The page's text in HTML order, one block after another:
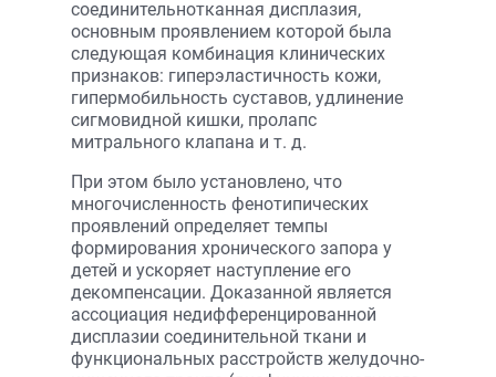
соединительнотканная дисплазия,
основным проявлением которой была
следующая комбинация клинических
признаков: гиперэластичность кожи,
гипермобильность суставов, удлинение
сигмовидной кишки, пролапс
митрального клапана и т. д.
При этом было установлено, что
многочисленность фенотипических
проявлений определяет темпы
формирования хронического запора у
детей и ускоряет наступление его
декомпенсации. Доказанной является
ассоциация недифференцированной
дисплазии соединительной ткани и
функциональных расстройств желудочно-